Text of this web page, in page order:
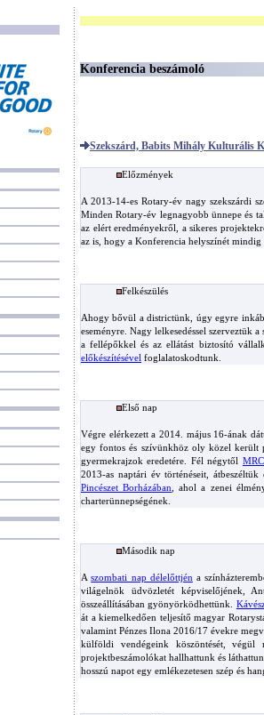
Konferencia beszámoló
Szekszárd, Babits Mihály Kulturális
Előzmények
A 2013-14-es Rotary-év nagy szekszárdi
Minden Rotary-év legnagyobb ünnepe és
az elért eredményekről, a sikeres
az is, hogy a Konferencia helyszínét mindig
Felkészülés
Ahogy bővül a districtünk, úgy egyre
eseményre. Nagy lelkesedéssel szerveztük
a fellépőkkel és az ellátást biztosító
előkészítésével foglalatoskodtunk.
Első nap
Végre elérkezett a 2014. május 16-ának
egy fontos és szívünkhöz oly közel
gyermekrajzok eredetére. Fél négytől
2013-as naptári év történéseit,
Pincészet Borházában , ahol a zenei
charterünnepségének.
Második nap
Aszombati nap délelőttjén a
világelnök üdvözletét képviselőjének,
összeállításában gyönyörködhettünk.
át a kiemelkedően teljesítő magyar
valamint Pénzes Ilona 2016/17 évekre
külföldi vendégeink köszöntését,
projektbeszámolókat hallhattunk és
hosszú napot egy emlékezetesen szép és